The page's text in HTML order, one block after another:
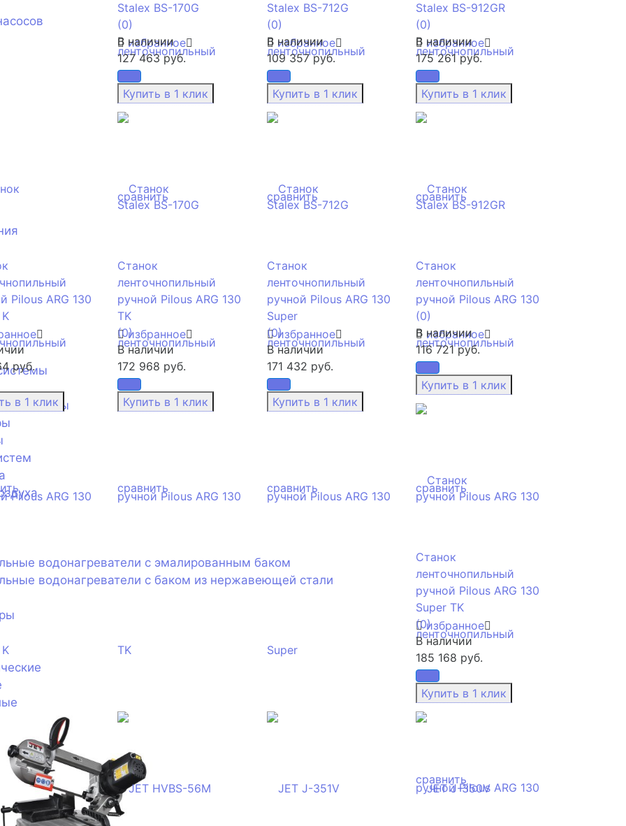
системы
водонагреватели с эмалированным баком
водонагреватели с баком из нержавеющей стали
электрические
газовые
избранное
сравнить
Stalex BS-170G
(0)
В наличии
127 463 руб.
избранное
сравнить
Stalex BS-712G
(0)
В наличии
109 357 руб.
избранное
сравнить
Stalex BS-912GR
(0)
В наличии
175 261 руб.
Pilous ARG 130
руб.
избранное
сравнить
Станок
ленточнопильный
ручной Pilous ARG 130
TK
(0)
В наличии
172 968 руб.
избранное
сравнить
Станок
ленточнопильный
ручной Pilous ARG 130
Super
(0)
В наличии
171 432 руб.
избранное
сравнить
Станок
ленточнопильный
ручной Pilous ARG 130
(0)
В наличии
116 721 руб.
избранное
сравнить
Станок
ленточнопильный
ручной Pilous ARG 130
Super TK
(0)
В наличии
185 168 руб.